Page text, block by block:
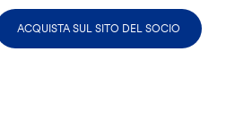
ACQUISTA SUL SITO DEL SOCIO